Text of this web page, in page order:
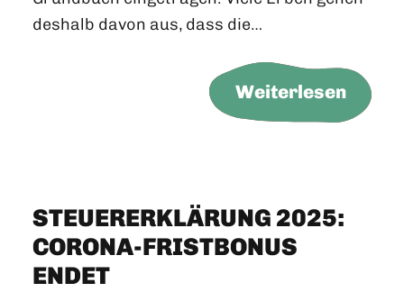
deshalb davon aus, dass die…
Weiterlesen
STEUERERKLÄRUNG 2025:
CORONA-FRISTBONUS
ENDET